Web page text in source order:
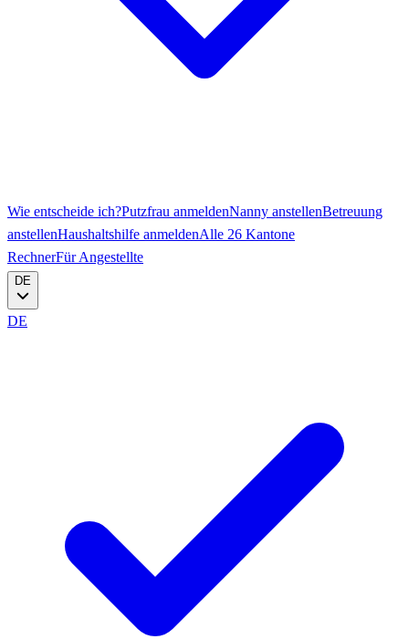
Wie entscheide ich?Putzfrau anmeldenNanny anstellenBetreuung
anstellenHaushaltshilfe anmeldenAlle 26 Kantone
RechnerFür Angestellte
DE
DE